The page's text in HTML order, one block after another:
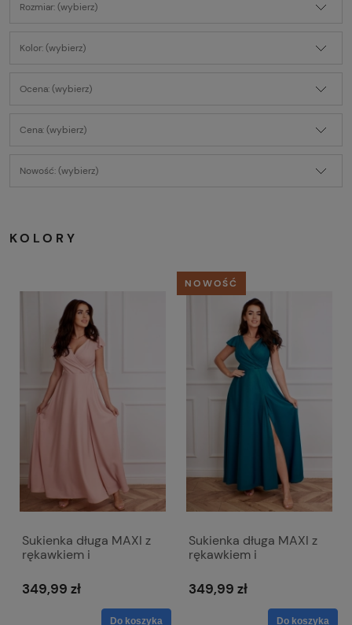
Rozmiar: (wybierz)
Kolor: (wybierz)
Ocena: (wybierz)
Cena: (wybierz)
Nowość: (wybierz)
KOLORY
Sukienka długa MAXI z
rękawkiem i
Wiktoria róż
349,99 zł
Do koszyka
Sukienka długa MAXI z
rękawkiem i
Wiktoria zielona
349,99 zł
Do koszyka
NOWOŚĆ